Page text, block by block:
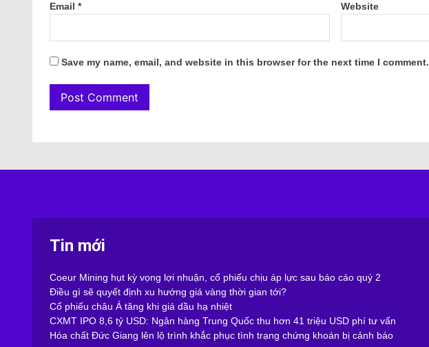
Email * Website
Save my name, email, and website in this browser for the next time I comment.
Tin mới
Coeur Mining hụt kỳ vọng lợi nhuận, cổ phiếu chịu áp lực sau báo cáo quý 2
Điều gì sẽ quyết định xu hướng giá vàng thời gian tới?
Cổ phiếu châu Á tăng khi giá dầu hạ nhiệt
CXMT IPO 8,6 tỷ USD: Ngân hàng Trung Quốc thu hơn 41 triệu USD phí tư vấn
Hóa chất Đức Giang lên lộ trình khắc phục tình trạng chứng khoán bị cảnh báo